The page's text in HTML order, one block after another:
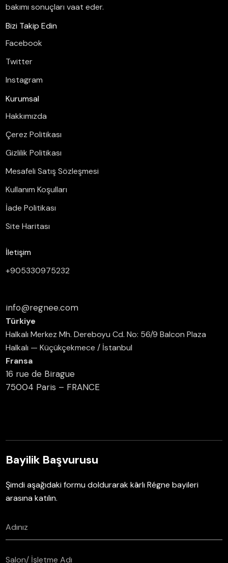
bakımı sonuçları vaat eder.
Bizi Takip Edin
Facebook
Twitter
Instagram
Kurumsal
Hakkımızda
Çerez Politikası
Gizlilik Politikası
Mesafeli Satış Sözleşmesi
Kullanım Koşulları
İade Politikası
Site Haritası
İletişim
+905330975232
info@regnee.com
Türkiye
Halkalı Merkez Mh. Dereboyu Cd. No: 56/9 Balcon Plaza
Halkalı — Küçükçekmece / İstanbul
Fransa
16 rue de Birague
75004 Paris – FRANCE
Bayilik Başvurusu
Şimdi aşağıdaki formu doldurarak kârlı Régne bayileri
arasına katılın.